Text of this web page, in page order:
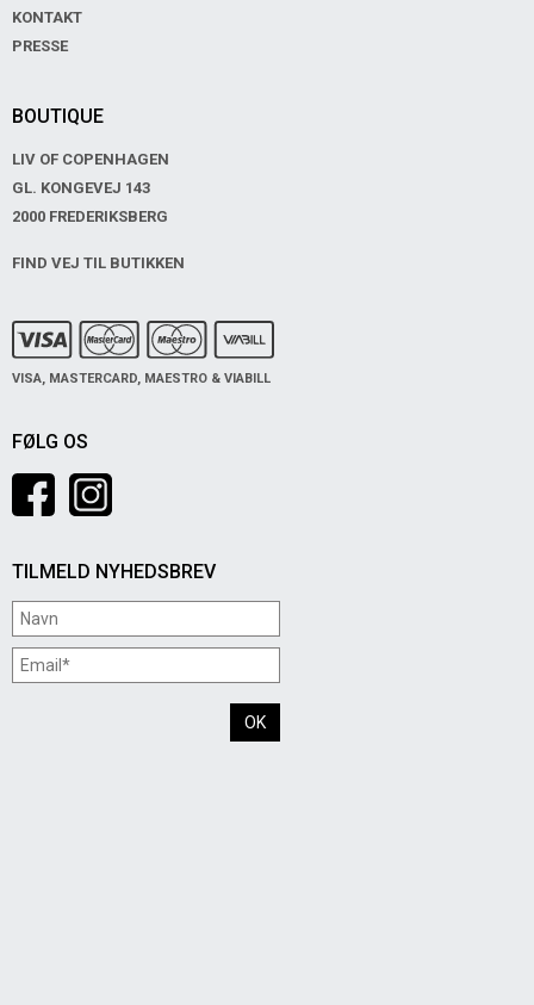
KONTAKT
PRESSE
BOUTIQUE
LIV OF COPENHAGEN
GL. KONGEVEJ 143
2000 FREDERIKSBERG
FIND VEJ TIL BUTIKKEN
TILMELD NYHEDSBREV
FØLG OS
VISA, MASTERCARD, MAESTRO & VIABILL